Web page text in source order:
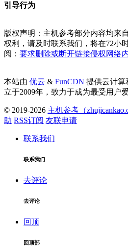
引导行为
版权声明：主机参考部分内容均来
权利，请及时联系我们，将在72小
阅： 要求删除或断开链接侵权网络
本站由 优云 & FunCDN 提供云计算
立于2009年，致力于成为最受用户
© 2019-2026 主机参考（
助 RSS订阅 友联申请
联系我们
联系我们
去评论
去评论
回顶
回顶部